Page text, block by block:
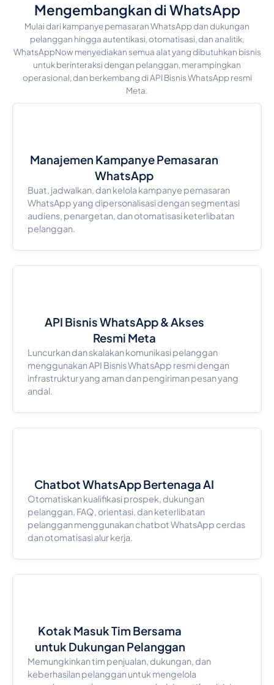
Mengembangkan di WhatsApp
Mulai dari kampanye pemasaran WhatsApp dan dukungan
pelanggan hingga autentikasi, otomatisasi, dan analitik,
WhatsAppNow menyediakan semua alat yang dibutuhkan bisnis
untuk berinteraksi dengan pelanggan, merampingkan
operasional, dan berkembang di API Bisnis WhatsApp resmi
Meta.
Manajemen Kampanye Pemasaran
WhatsApp
Buat, jadwalkan, dan kelola kampanye pemasaran
WhatsApp yang dipersonalisasi dengan segmentasi
audiens, penargetan, dan otomatisasi keterlibatan
pelanggan.
API Bisnis WhatsApp & Akses
Resmi Meta
Luncurkan dan skalakan komunikasi pelanggan
menggunakan API Bisnis WhatsApp resmi dengan
infrastruktur yang aman dan pengiriman pesan yang
andal.
Chatbot WhatsApp Bertenaga AI
Otomatiskan kualifikasi prospek, dukungan
pelanggan, FAQ, orientasi, dan keterlibatan
pelanggan menggunakan chatbot WhatsApp cerdas
dan otomatisasi alur kerja.
Kotak Masuk Tim Bersama
untuk Dukungan Pelanggan
Memungkinkan tim penjualan, dukungan, dan
keberhasilan pelanggan untuk mengelola